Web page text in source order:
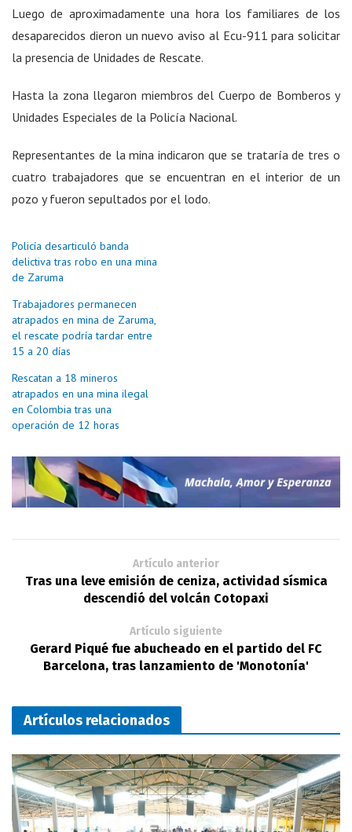
Luego de aproximadamente una hora los familiares de los
desaparecidos dieron un nuevo aviso al Ecu-911 para solicitar
la presencia de Unidades de Rescate.
Hasta la zona llegaron miembros del Cuerpo de Bomberos y
Unidades Especiales de la Policía Nacional.
Representantes de la mina indicaron que se trataría de tres o
cuatro trabajadores que se encuentran en el interior de un
pozo y fueron sepultados por el lodo.
Policía desarticuló banda
delictiva tras robo en una mina
de Zaruma
Trabajadores permanecen
atrapados en mina de Zaruma,
el rescate podría tardar entre
15 a 20 días
Rescatan a 18 mineros
atrapados en una mina ilegal
en Colombia tras una
operación de 12 horas
Artículo anterior
Tras una leve emisión de ceniza, actividad sísmica
descendió del volcán Cotopaxi
Artículo siguiente
Gerard Piqué fue abucheado en el partido del FC
Barcelona, tras lanzamiento de 'Monotonía'
Artículos relacionados